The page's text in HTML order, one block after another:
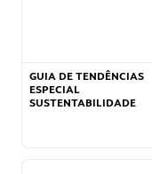
GUIA DE TENDÊNCIAS
ESPECIAL
SUSTENTABILIDADE